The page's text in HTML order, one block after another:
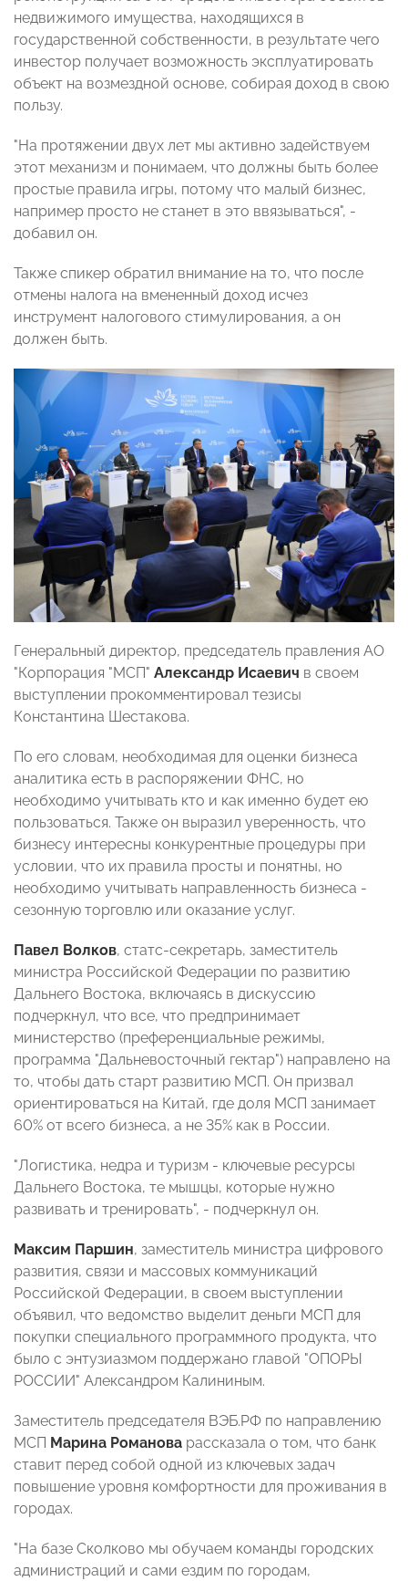
недвижимого имущества, находящихся в
государственной собственности, в результате чего
инвестор получает возможность эксплуатировать
объект на возмездной основе, собирая доход в свою
пользу.
"На протяжении двух лет мы активно задействуем
этот механизм и понимаем, что должны быть более
простые правила игры, потому что малый бизнес,
например просто не станет в это ввязываться", -
добавил он.
Также спикер обратил внимание на то, что после
отмены налога на вмененный доход исчез
инструмент налогового стимулирования, а он
должен быть.
Генеральный директор, председатель правления АО
"Корпорация "МСП" Александр Исаевич в своем
выступлении прокомментировал тезисы
Константина Шестакова.
По его словам, необходимая для оценки бизнеса
аналитика есть в распоряжении ФНС, но
необходимо учитывать кто и как именно будет ею
пользоваться. Также он выразил уверенность, что
бизнесу интересны конкурентные процедуры при
условии, что их правила просты и понятны, но
необходимо учитывать направленность бизнеса -
сезонную торговлю или оказание услуг.
Павел Волков, статс-секретарь, заместитель
министра Российской Федерации по развитию
Дальнего Востока, включаясь в дискуссию
подчеркнул, что все, что предпринимает
министерство (преференциальные режимы,
программа "Дальневосточный гектар") направлено на
то, чтобы дать старт развитию МСП. Он призвал
ориентироваться на Китай, где доля МСП занимает
60% от всего бизнеса, а не 35% как в России.
"Логистика, недра и туризм - ключевые ресурсы
Дальнего Востока, те мышцы, которые нужно
развивать и тренировать", - подчеркнул он.
Максим Паршин, заместитель министра цифрового
развития, связи и массовых коммуникаций
Российской Федерации, в своем выступлении
объявил, что ведомство выделит деньги МСП для
покупки специального программного продукта, что
было с энтузиазмом поддержано главой "ОПОРЫ
РОССИИ" Александром Калининым.
Заместитель председателя ВЭБ.РФ по направлению
МСП Марина Романова рассказала о том, что банк
ставит перед собой одной из ключевых задач
повышение уровня комфортности для проживания в
городах.
"На базе Сколково мы обучаем команды городских
администраций и сами ездим по городам,